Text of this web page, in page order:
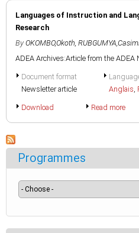
Languages of Instruction and
Research
By OKOMBO,Okoth,
ADEA Archives:Article from the
Document format
Newsletter article
Anglais,
Download Read more
Programmes